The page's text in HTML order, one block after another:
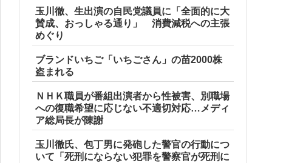
玉川徹、生出演の自民党議員に「全面的に大
賛成、おっしゃる通り」 消費減税への主張
めぐり
ブランドいちご「いちごさん」の苗2000株
盗まれる
ＮＨＫ職員が番組出演者から性被害、別職場
への復職希望に応じない不適切対応…メディ
ア総局長が陳謝
玉川徹氏、包丁男に発砲した警官の行動につ
いて「死刑にならない犯罪を警察官が死刑に